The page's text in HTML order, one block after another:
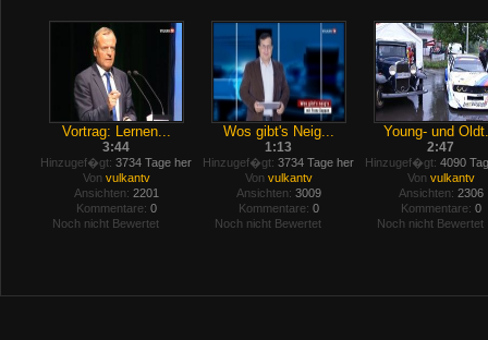
Vortrag: Lernen...
3:44
Hinzugef�gt: 3734 Tage her
Von vulkantv
Ansichten: 2201
Kommentare: 0
Noch nicht Bewertet
Wos gibt's Neig...
1:13
Hinzugef�gt: 3734 Tage her
Von vulkantv
Ansichten: 3009
Kommentare: 0
Noch nicht Bewertet
Young- und
2:47
Hinzugef�gt: 4090
Von vulkantv
Ansichten: 2306
Kommentare: 0
Noch nicht Bewertet